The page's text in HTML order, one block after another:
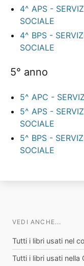
4^ APS -
SOCIALE
4^ BPS -
SOCIALE
5° anno
5^ APC -
5^ APS -
SOCIALE
5^ BPS -
SOCIALE
VEDI ANCHE...
Tutti i libri usati nel
Tutti i libri usati nella